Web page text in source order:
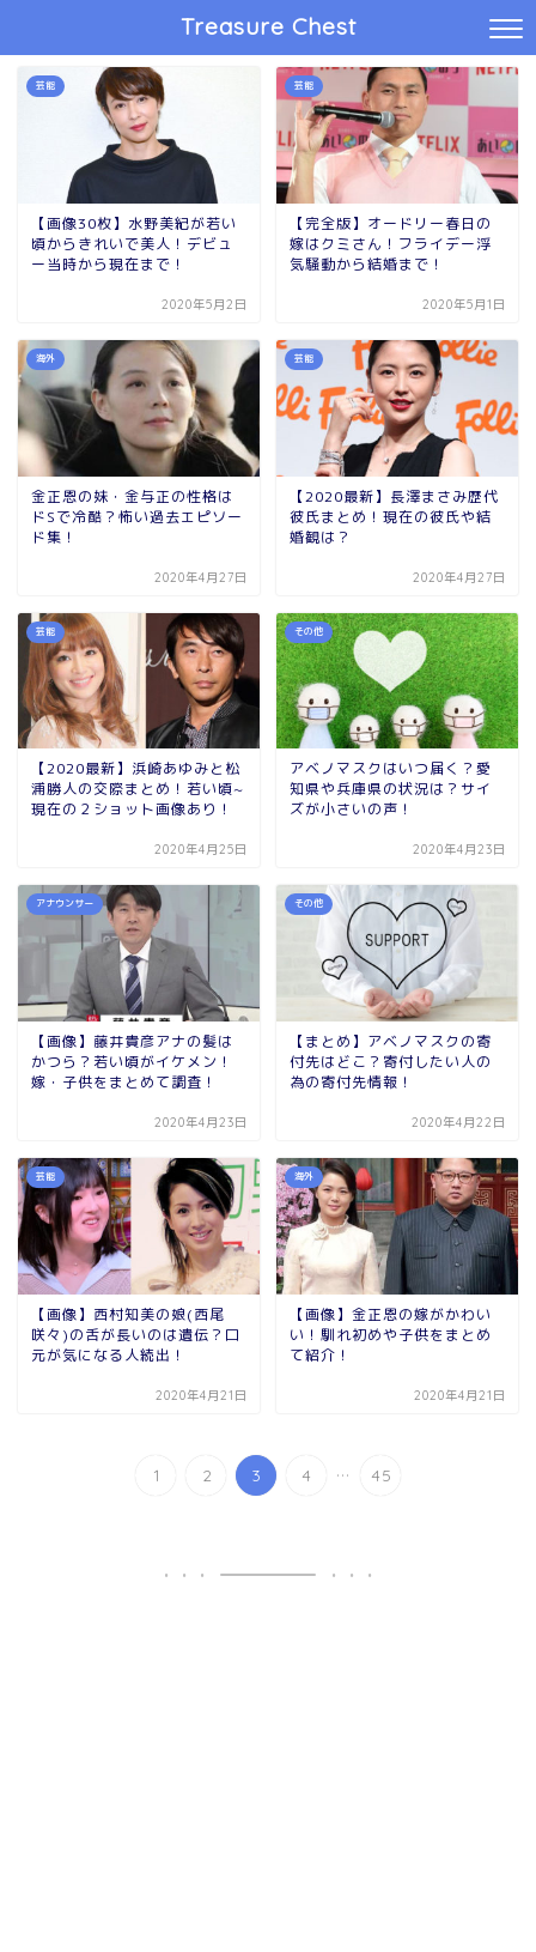
Treasure Chest
芸能
【画像30枚】水野美紀が若い
頃からきれいで美人！デビュ
ー当時から現在まで！
2020年5月2日
芸能
【完全版】オードリー春日の
嫁はクミさん！フライデー浮
気騒動から結婚まで！
2020年5月1日
海外
金正恩の妹・金与正の性格は
ドSで冷酷？怖い過去エピソー
ド集！
2020年4月27日
芸能
【2020最新】長澤まさみ歴代
彼氏まとめ！現在の彼氏や結
婚観は？
2020年4月27日
芸能
【2020最新】浜崎あゆみと松
浦勝人の交際まとめ！若い頃~
現在の２ショット画像あり！
2020年4月25日
その他
アベノマスクはいつ届く？愛
知県や兵庫県の状況は？サイ
ズが小さいの声！
2020年4月23日
アナウンサー
【画像】藤井貴彦アナの髪は
かつら？若い頃がイケメン！
嫁・子供をまとめて調査！
2020年4月23日
その他
【まとめ】アベノマスクの寄
付先はどこ？寄付したい人の
為の寄付先情報！
2020年4月22日
芸能
【画像】西村知美の娘(西尾
咲々)の舌が長いのは遺伝？口
元が気になる人続出！
2020年4月21日
海外
【画像】金正恩の嫁がかわい
い！馴れ初めや子供をまとめ
て紹介！
2020年4月21日
1 2 3 4 ... 45